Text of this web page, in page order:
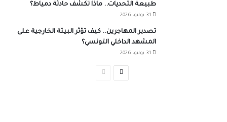
طبيعة التحديات.. ماذا تكشف حادثة دمياط؟
31 يوليو، 2026
تصدير المهاجرين.. كيف تؤثر البيئة الخارجية على
المشهد الداخلي التونسي؟
31 يوليو، 2026
الصفحة